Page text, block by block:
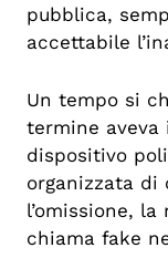
pubblica,
accettabile
Un tempo si
termine aveva
dispositivo
organizzata di
l’omissione,
chiama fake